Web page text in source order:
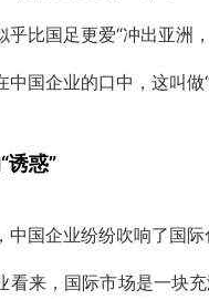
乎比国足更爱“冲出亚洲，
中国企业的口中，这叫做“
诱惑”
中国企业纷纷吹响了国际
看来，国际市场是一块